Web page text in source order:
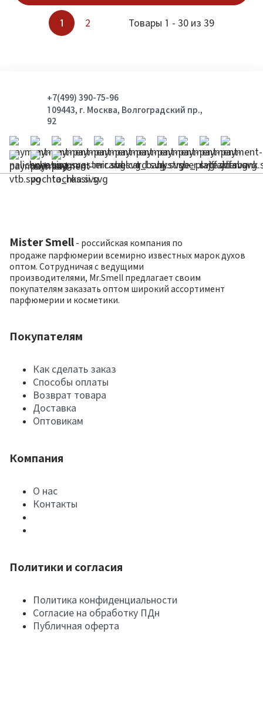
1 2 Товары 1 - 30 из 39
+7(499) 390-75-96
109443, г. Москва, Волгоградский пр.,
92
Mister Smell - российская компания по
продаже парфюмерии всемирно известных марок духов
оптом. Сотрудничая с ведущими
производителями, Mr.Smell предлагает своим
покупателям заказать оптом широкий ассортимент
парфюмерии и косметики.
Покупателям
Как сделать заказ
Способы оплаты
Возврат товара
Доставка
Оптовикам
Компания
О нас
Контакты
Политики и согласия
Политика конфиденциальности
Согласие на обработку ПДн
Публичная оферта